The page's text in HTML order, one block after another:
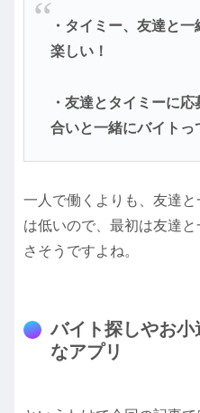
・タイミー、友達と
楽しい！
・友達とタイミーに
合いと一緒にバイトっ
一人で働くよりも、友達
は低いので、最初は友達
さそうですよね。
バイト探しやお小
なアプリ